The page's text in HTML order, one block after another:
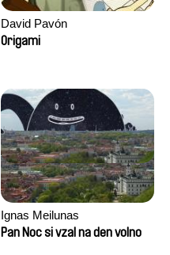
David Pavón
Origami
Ignas Meilunas
Pan Noc si vzal na den volno